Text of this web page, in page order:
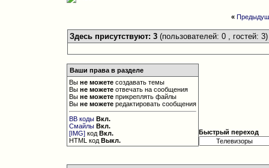
«
Здесь присутствуют: 3 (пользователей: 0 , гостей: 3)
Ваши права в разделе
Выне можете создавать темы
Выне можете отвечать на сообщения
Выне можете прикреплять файлы
Выне можете редактировать сообщения
BB коды Вкл.
Смайлы Вкл.
[IMG] кодВкл.
HTML кодВыкл.
Быстрый переход